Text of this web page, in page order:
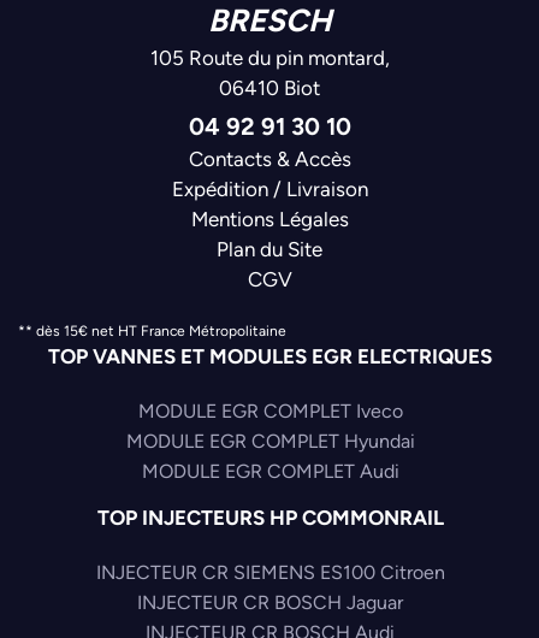
BRESCH
105 Route du pin montard,
06410 Biot
04 92 91 30 10
Contacts & Accès
Expédition / Livraison
Mentions Légales
Plan du Site
CGV
** dès 15€ net HT France Métropolitaine
TOP VANNES ET MODULES EGR ELECTRIQUES
MODULE EGR COMPLET Iveco
MODULE EGR COMPLET Hyundai
MODULE EGR COMPLET Audi
TOP INJECTEURS HP COMMONRAIL
INJECTEUR CR SIEMENS ES100 Citroen
INJECTEUR CR BOSCH Jaguar
INJECTEUR CR BOSCH Audi